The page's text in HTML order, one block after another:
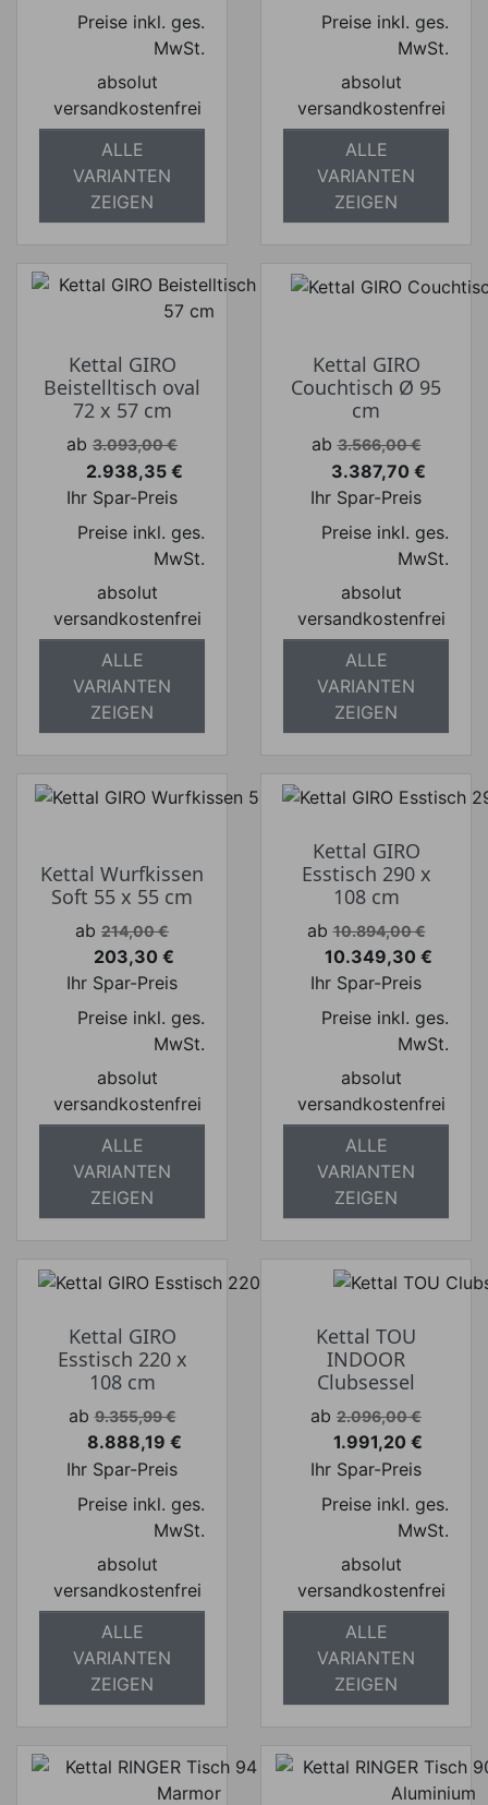
Preise inkl. ges.
MwSt.
absolut
versandkostenfrei
ALLE
VARIANTEN
ZEIGEN
Preise inkl. ges.
MwSt.
absolut
versandkostenfrei
ALLE
VARIANTEN
ZEIGEN
Kettal GIRO
Beistelltisch oval
72 x 57 cm
Verkaufspreis
ab 3.093,00 €
Preis
2.938,35 €
Ihr Spar-Preis
Preise inkl. ges.
MwSt.
absolut
versandkostenfrei
ALLE
VARIANTEN
ZEIGEN
Kettal GIRO
Couchtisch Ø 95
cm
Verkaufspreis
ab 3.566,00 €
Preis
3.387,70 €
Ihr Spar-Preis
Preise inkl. ges.
MwSt.
absolut
versandkostenfrei
ALLE
VARIANTEN
ZEIGEN
Kettal Wurfkissen
Soft 55 x 55 cm
Verkaufspreis
ab 214,00 €
Preis
203,30 €
Ihr Spar-Preis
Preise inkl. ges.
MwSt.
absolut
versandkostenfrei
ALLE
VARIANTEN
ZEIGEN
Kettal GIRO
Esstisch 290 x
108 cm
Verkaufspreis
ab 10.894,00 €
Preis
10.349,30 €
Ihr Spar-Preis
Preise inkl. ges.
MwSt.
absolut
versandkostenfrei
ALLE
VARIANTEN
ZEIGEN
Kettal GIRO
Esstisch 220 x
108 cm
Verkaufspreis
ab 9.355,99 €
Preis
8.888,19 €
Ihr Spar-Preis
Preise inkl. ges.
MwSt.
absolut
versandkostenfrei
ALLE
VARIANTEN
ZEIGEN
Kettal TOU
INDOOR
Clubsessel
Verkaufspreis
ab 2.096,00 €
Preis
1.991,20 €
Ihr Spar-Preis
Preise inkl. ges.
MwSt.
absolut
versandkostenfrei
ALLE
VARIANTEN
ZEIGEN